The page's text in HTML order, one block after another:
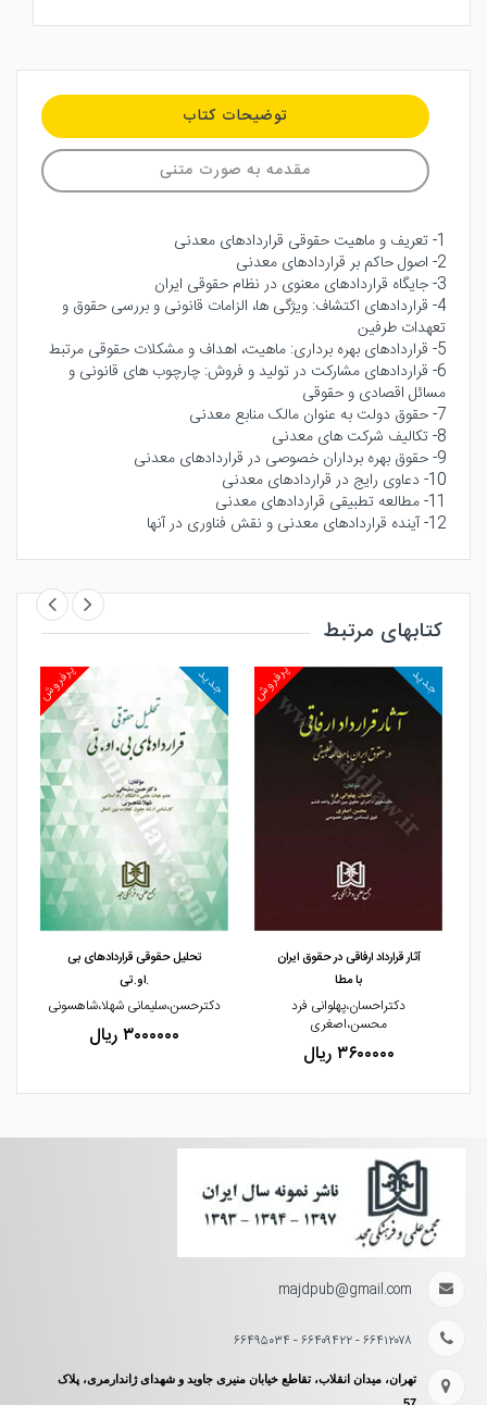
توضیحات کتاب
مقدمه به صورت متنی
1- تعریف و ماهیت حقوقی قراردادهای معدنی
2- اصول حاکم بر قراردادهای معدنی
3- جایگاه قراردادهای معنوی در نظام حقوقی ایران
4- قراردادهای اکتشاف: ویژگی ها، الزامات قانونی و بررسی حقوق و
تعهدات طرفین
5- قراردادهای بهره برداری: ماهیت، اهداف و مشکلات حقوقی مرتبط
6- قراردادهای مشارکت در تولید و فروش: چارچوب های قانونی و
مسائل اقصادی و حقوقی
7- حقوق دولت به عنوان مالک منابع معدنی
8- تکالیف شرکت های معدنی
9- حقوق بهره برداران خصوصی در قراردادهای معدنی
10- دعاوی رایج در قراردادهای معدنی
11- مطالعه تطبیقی قراردادهای معدنی
12- آینده قراردادهای معدنی و نقش فناوری در آنها
کتابهای مرتبط
پرفروش جدید
مشاهده و خرید
آثار قرارداد ارفاقی در حقوق ایران
با مطا
دکتراحسان،پهلوانی فرد
محسن،اصغری
۳۶۰۰۰۰۰ ریال
پرفروش جدید
تحلیل حقوقی قراردادهای بی
.او.تی
دکترحسن،سلیمانی شهلا،شاهسونی
۳۰۰۰۰۰۰ ریال
majdpub@gmail.com
۶۶۴۱۲۰۷۸ - ۶۶۴۰۹۴۲۲ - ۶۶۴۹۵۰۳۴
تهران، میدان انقلاب، تقاطع خیابان منیری جاوید و شهدای ژاندارمری، پلاک